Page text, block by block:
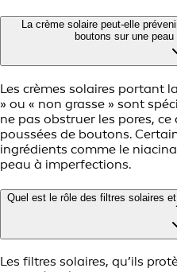
La crème solaire peut‑elle
boutons sur une
Les crèmes solaires portant
» ou « non grasse » sont
ne pas obstruer les pores,
poussées de boutons.
ingrédients comme le
peau à imperfections.
Quel est le rôle des filtres solaires
Les filtres solaires, qu’ils